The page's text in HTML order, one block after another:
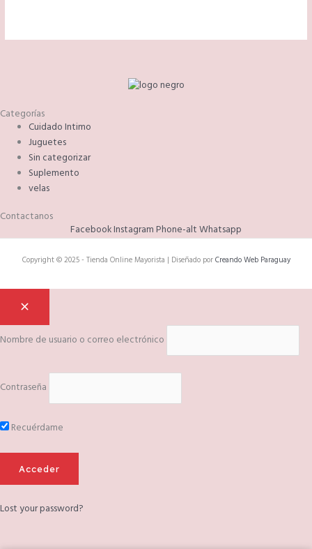
Categorías
Cuidado Intimo
Juguetes
Sin categorizar
Suplemento
velas
Contactanos
FacebookInstagramPhone-altWhatsapp
Copyright © 2025 - Tienda Online Mayorista | Diseñado porCreando Web Paraguay
Nombre de usuario o correo electrónico
Contraseña
Recuérdame
Lost your password?